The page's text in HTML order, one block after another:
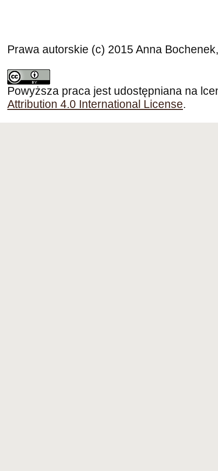
Prawa autorskie (c) 2015 Anna
Powyższa praca jest udostępniana na
Attribution 4.0 International License.